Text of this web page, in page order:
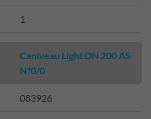
1
Caniveau Light DN 200 AS
N°0/0
083926